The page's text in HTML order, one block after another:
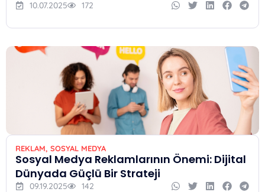
10.07.2025 172
REKLAM, SOSYAL MEDYA
Sosyal Medya Reklamlarının Önemi: Dijital
Dünyada Güçlü Bir Strateji
09.19.2025 142